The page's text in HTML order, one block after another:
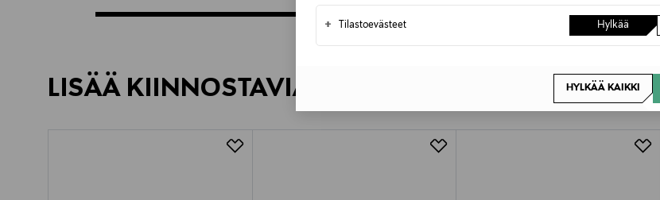
+ Tilastoevästeet Hylkää
HYLKÄÄ KAIKKI
LISÄÄ KIINNOSTAVIA TUOTTEITA